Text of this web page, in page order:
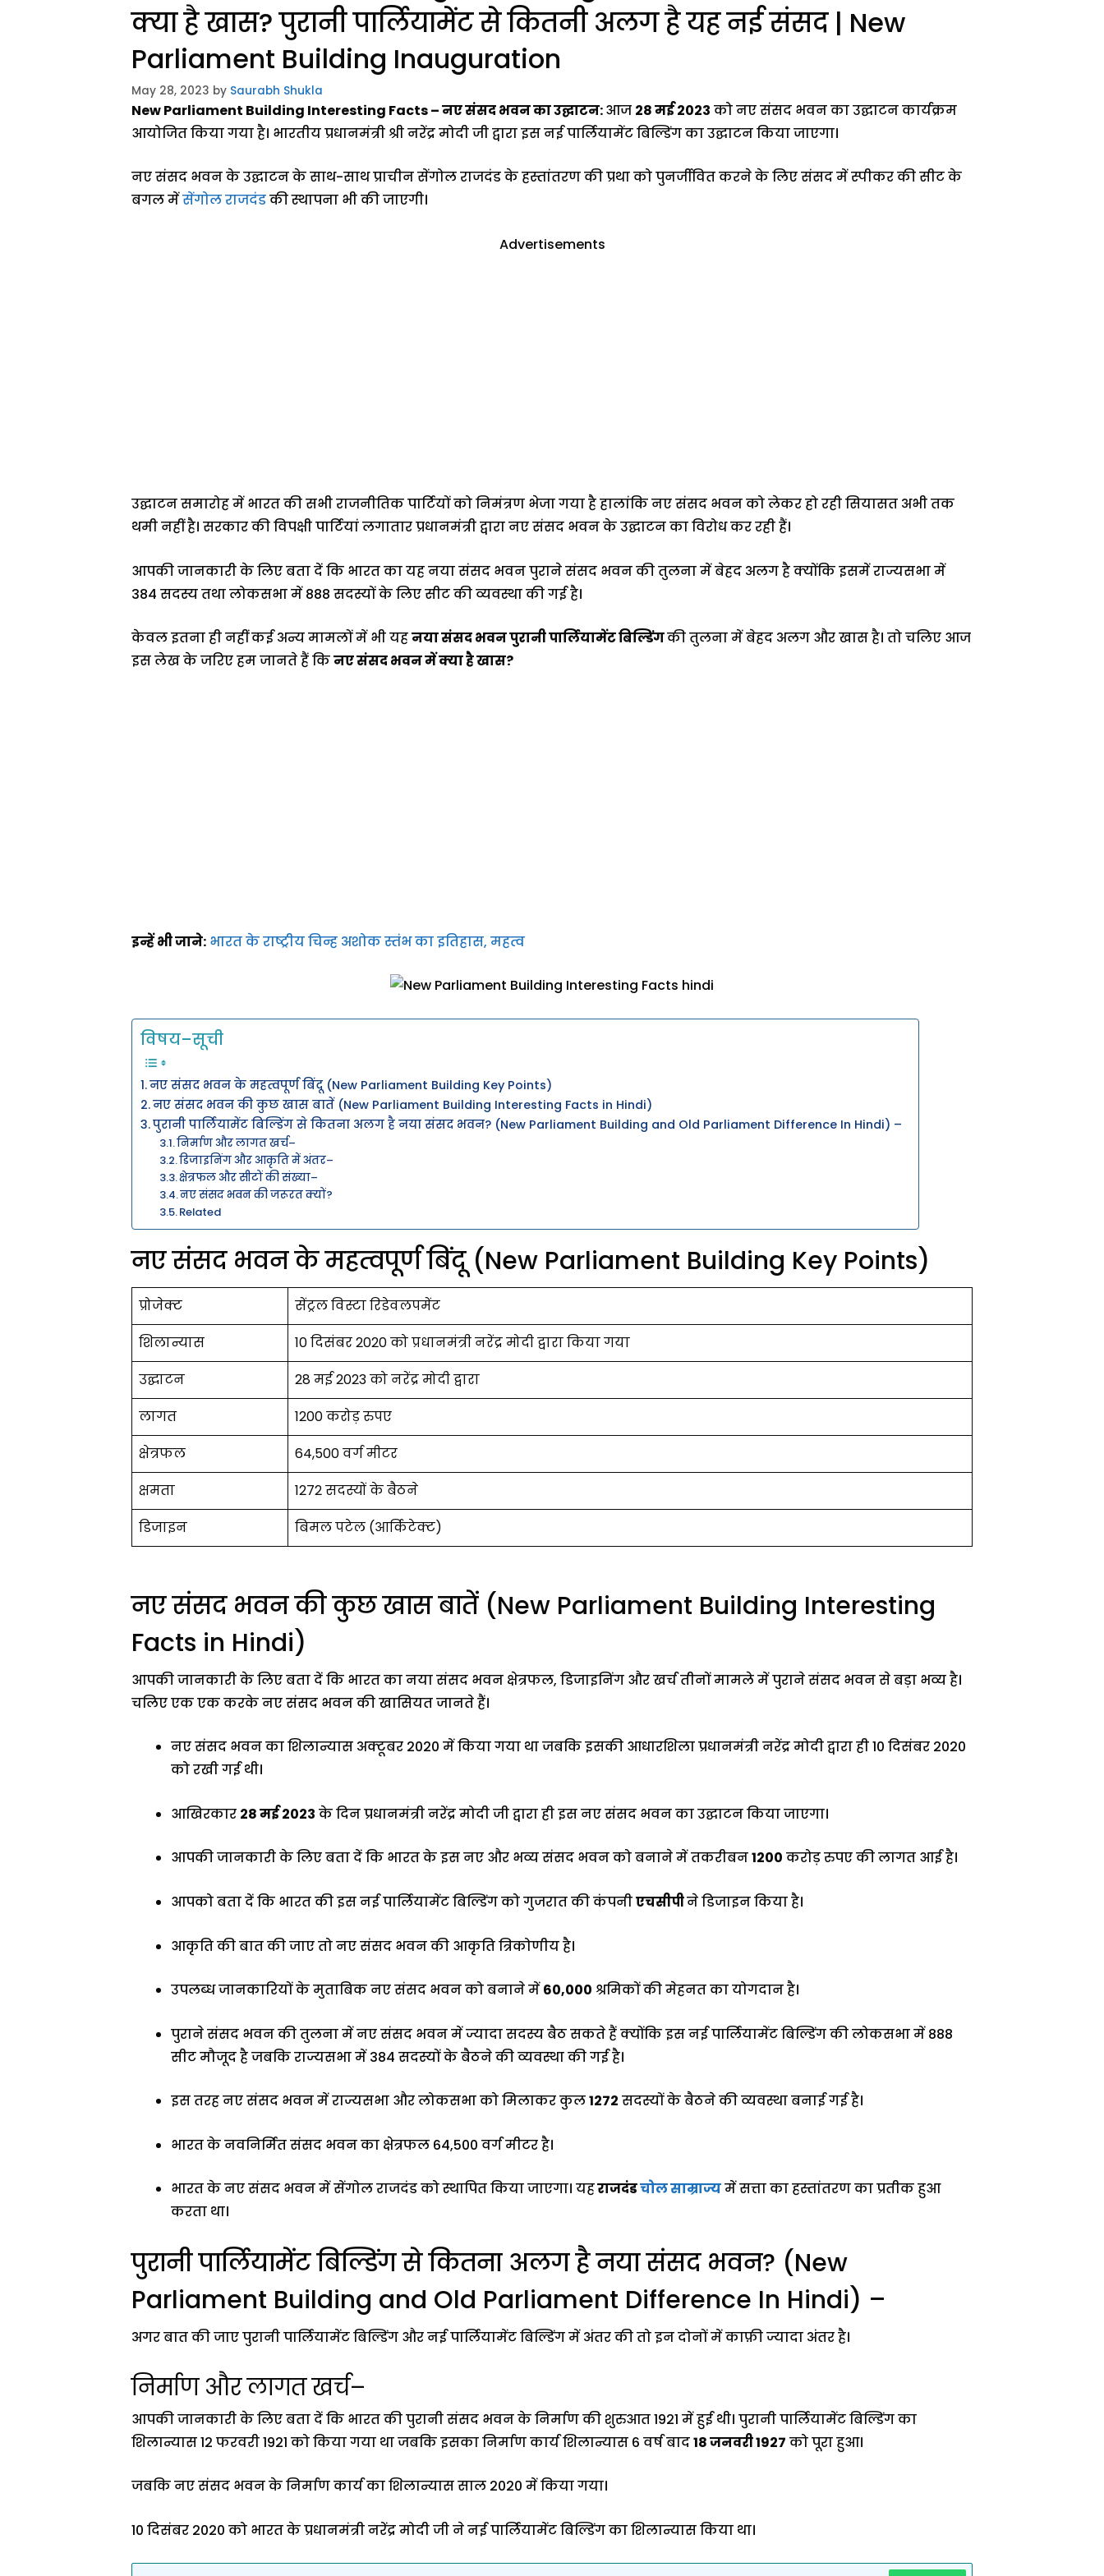
क्या है खास? पुरानी पार्लियामेंट से कितनी अलग है यह नई संसद | New
Parliament Building Inauguration
May 28, 2023 by Saurabh Shukla
New Parliament Building Interesting Facts –नए संसद भवन का उद्घाटन:आज 28 मई 2023 को नए संसद भवन का उद्घाटन कार्यक्रम
आयोजित किया गया है। भारतीय प्रधानमंत्री श्री नरेंद्र मोदी जी द्वारा इस नई पार्लियामेंट बिल्डिंग का उद्घाटन किया जाएगा।
नए संसद भवन के उद्घाटन के साथ-साथ प्राचीन सेंगोल राजदंड के हस्तांतरण की प्रथा को पुनर्जीवित करने के लिए संसद में स्पीकर की सीट के
बगल मेंसेंगोल राजदंडकी स्थापना भी की जाएगी।
Advertisements
उद्घाटन समारोह में भारत की सभी राजनीतिक पार्टियों को निमंत्रण भेजा गया है हालांकि नए संसद भवन को लेकर हो रही सियासत अभी तक
थमी नहीं है। सरकार की विपक्षी पार्टियां लगातार प्रधानमंत्री द्वारा नए संसद भवन के उद्घाटन का विरोध कर रही हैं।
आपकी जानकारी के लिए बता दें कि भारत का यह नया संसद भवन पुराने संसद भवन की तुलना में बेहद अलग है क्योंकि इसमें राज्यसभा में
384 सदस्य तथा लोकसभा में 888 सदस्यों के लिए सीट की व्यवस्था की गई है।
केवल इतना ही नहीं कई अन्य मामलों में भी यहनया संसद भवन पुरानी पार्लियामेंट बिल्डिंगकी तुलना में बेहद अलग और खास है। तो चलिए आज
इस लेख के जरिए हम जानते हैं किनए संसद भवन में क्या है खास?
इन्हें भी जाने: भारत के राष्ट्रीय चिन्ह अशोक स्तंभ का इतिहास, महत्व
विषय–सूची
नए संसद भवन के महत्वपूर्ण बिंदू (New Parliament Building Key Points)
नए संसद भवन की कुछ खास बातें (New Parliament Building Interesting Facts in Hindi)
पुरानी पार्लियामेंट बिल्डिंग से कितना अलग है नया संसद भवन? (New Parliament Building and Old Parliament Difference In Hindi) –
निर्माण और लागत खर्च–
डिजाइनिंग और आकृति में अंतर–
क्षेत्रफल और सीटों की संख्या–
नए संसद भवन की जरूरत क्यों?
Related
नए संसद भवन के महत्वपूर्ण बिंदू (New Parliament Building Key Points)
प्रोजेक्ट
सेंट्रल विस्टा रिडेवलपमेंट
शिलान्यास
10 दिसंबर 2020 को प्रधानमंत्री नरेंद्र मोदी द्वारा किया गया
उद्घाटन
28 मई 2023 को नरेंद्र मोदी द्वारा
लागत
1200 करोड़ रुपए
क्षेत्रफल
64,500 वर्ग मीटर
क्षमता
1272 सदस्यों के बैठने
डिजाइन
बिमल पटेल (आर्किटेक्ट)
नए संसद भवन की कुछ खास बातें (New Parliament Building Interesting
Facts in Hindi)
आपकी जानकारी के लिए बता दें कि भारत का नया संसद भवन क्षेत्रफल, डिजाइनिंग और खर्च तीनों मामले में पुराने संसद भवन से बड़ा भव्य है।
चलिए एक एक करके नए संसद भवन की खासियत जानते हैं।
नए संसद भवन का शिलान्यास अक्टूबर 2020 में किया गया था जबकि इसकी आधारशिला प्रधानमंत्री नरेंद्र मोदी द्वारा ही 10 दिसंबर 2020
को रखी गई थी।
आखिरकार 28 मई 2023 के दिन प्रधानमंत्री नरेंद्र मोदी जी द्वारा ही इस नए संसद भवन का उद्घाटन किया जाएगा।
आपकी जानकारी के लिए बता दें कि भारत के इस नए और भव्य संसद भवन को बनाने में तकरीबन1200 करोड़ रुपए की लागत आई है।
आपको बता दें कि भारत की इस नई पार्लियामेंट बिल्डिंग को गुजरात की कंपनीएचसीपीने डिजाइन किया है।
आकृति की बात की जाए तो नए संसद भवन की आकृति त्रिकोणीय है।
उपलब्ध जानकारियों के मुताबिक नए संसद भवन को बनाने में60,000 श्रमिकों की मेहनत का योगदान है।
पुराने संसद भवन की तुलना में नए संसद भवन में ज्यादा सदस्य बैठ सकते हैं क्योंकि इस नई पार्लियामेंट बिल्डिंग की लोकसभा में 888
सीट मौजूद है जबकि राज्यसभा में 384 सदस्यों के बैठने की व्यवस्था की गई है।
इस तरह नए संसद भवन में राज्यसभा और लोकसभा को मिलाकर कुल1272 सदस्यों के बैठने की व्यवस्था बनाई गई है।
भारत के नवनिर्मित संसद भवन का क्षेत्रफल 64,500 वर्ग मीटर है।
भारत के नए संसद भवन में सेंगोल राजदंड को स्थापित किया जाएगा। यहराजदंडचोल साम्राज्यमें सत्ता का हस्तांतरण का प्रतीक हुआ
करता था।
पुरानी पार्लियामेंट बिल्डिंग से कितना अलग है नया संसद भवन? (New
Parliament Building and Old Parliament Difference In Hindi) –
अगर बात की जाए पुरानी पार्लियामेंट बिल्डिंग और नई पार्लियामेंट बिल्डिंग में अंतर की तो इन दोनों में काफ़ी ज्यादा अंतर है।
निर्माण और लागत खर्च–
आपकी जानकारी के लिए बता दें कि भारत की पुरानी संसद भवन के निर्माण की शुरुआत 1921 में हुई थी। पुरानी पार्लियामेंट बिल्डिंग का
शिलान्यास 12 फरवरी 1921 को किया गया था जबकि इसका निर्माण कार्य शिलान्यास 6 वर्ष बाद18 जनवरी 1927 को पूरा हुआ।
जबकि नए संसद भवन के निर्माण कार्य का शिलान्यास साल 2020 में किया गया।
10 दिसंबर 2020 को भारत के प्रधानमंत्री नरेंद्र मोदी जी ने नई पार्लियामेंट बिल्डिंग का शिलान्यास किया था।